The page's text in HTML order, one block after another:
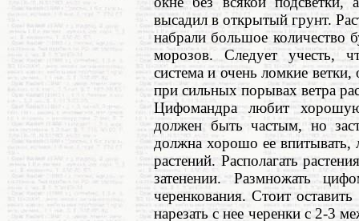
высадил в открытый грунт.
набрали большое количество
морозов. Следует учесть,
система и очень ломкие
при сильных порывах ветра
Цифомандра любит
должен быть частым, но
должна хорошо ее впитывать,
растений. Располагать
затенении. Размножать
черенкования. Стоит
нарезать с нее черенки с 2-3